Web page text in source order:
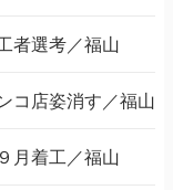
者選考／福山
コ店姿消す／福山
月着工／福山